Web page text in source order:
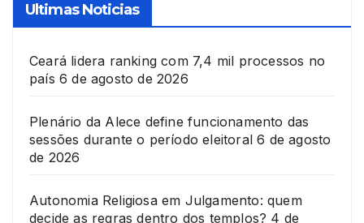
Ultimas Noticias
Ceará lidera ranking com 7,4 mil processos no
país 6 de agosto de 2026
Plenário da Alece define funcionamento das
sessões durante o período eleitoral 6 de agosto
de 2026
Autonomia Religiosa em Julgamento: quem
decide as regras dentro dos templos? 4 de